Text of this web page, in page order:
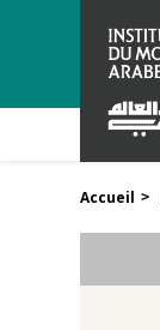
Accueil >